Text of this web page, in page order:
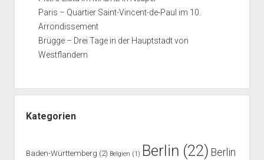
Paris – Quartier Saint-Vincent-de-Paul im 10.
Arrondissement
Brügge – Drei Tage in der Hauptstadt von
Westflandern
Kategorien
Baden-Württemberg (2) Belgien (1) Berlin (22) Berlin